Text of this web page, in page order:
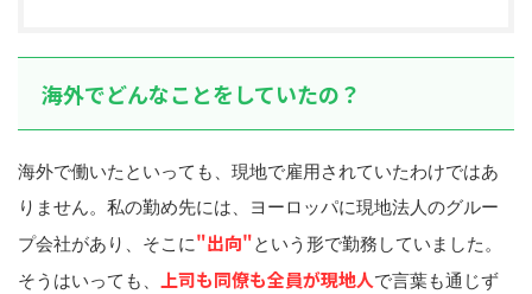
海外でどんなことをしていたの？
海外で働いたといっても、現地で雇用されていたわけではあ
りません。私の勤め先には、ヨーロッパに現地法人のグルー
プ会社があり、そこに"出向"という形で勤務していました。
そうはいっても、 上司も同僚も全員が現地人で言葉も通じず